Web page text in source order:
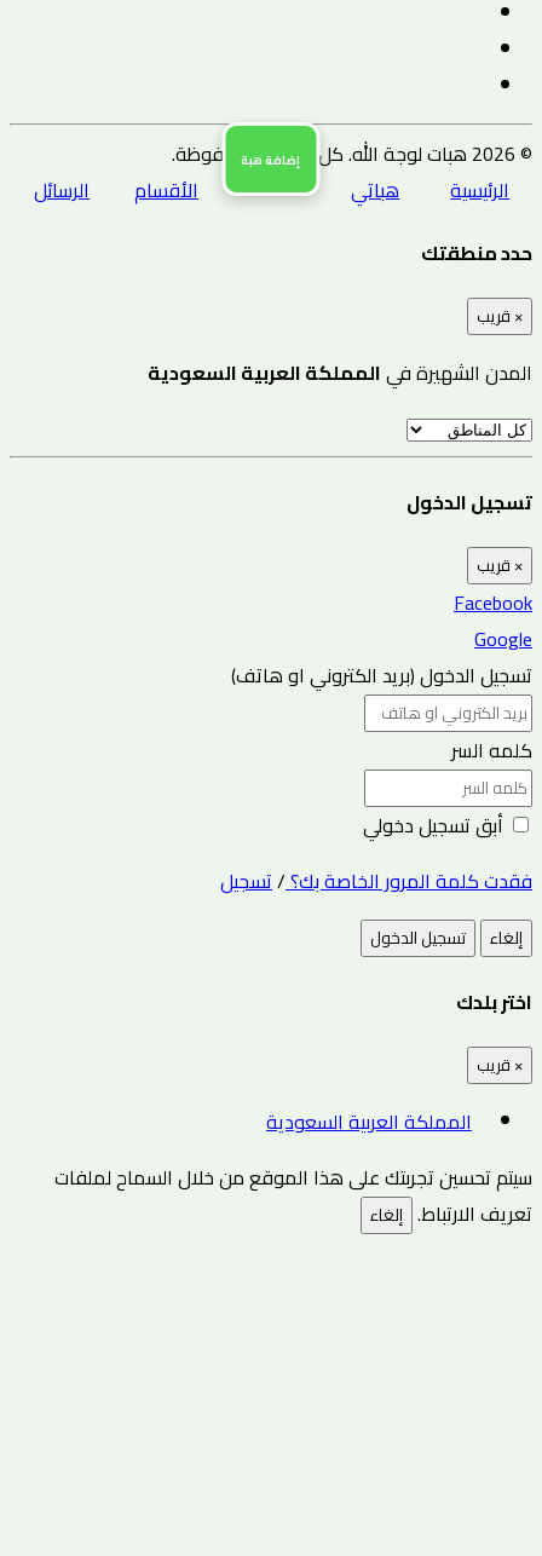
© 2026 هبات لوجة الله. كل الحقوق محفوظة.
الرئيسية
هباتي
إضافة هبة
الأقسام
الرسائل
حدد منطقتك
× قريب
المدن الشهيرة فيالمملكة العربية السعودية
تسجيل الدخول
× قريب
Facebook
Google
تسجيل الدخول (بريد الكتروني او هاتف)
كلمه السر
أبق تسجيل دخولي
فقدت كلمة المرور الخاصة بك؟/تسجيل
إلغاء تسجيل الدخول
اختر بلدك
× قريب
المملكة العربية السعودية
سيتم تحسين تجربتك على هذا الموقع من خلال السماح لملفات
تعريف الارتباط. إلغاء